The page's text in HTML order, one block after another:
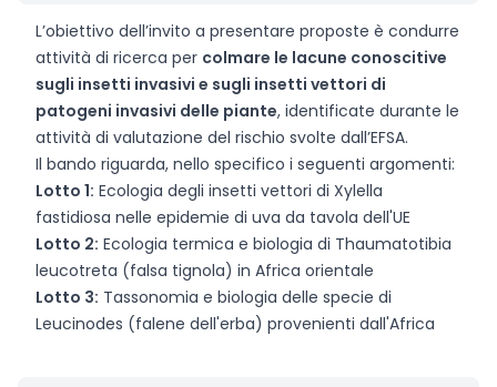
L’obiettivo dell’invito a presentare proposte è condurre
attività di ricerca per colmare le lacune conoscitive
sugli insetti invasivi e sugli insetti vettori di
patogeni invasivi delle piante, identificate durante le
attività di valutazione del rischio svolte dall’EFSA.
Il bando riguarda, nello specifico i seguenti argomenti:
Lotto 1: Ecologia degli insetti vettori di Xylella
fastidiosa nelle epidemie di uva da tavola dell'UE
Lotto 2: Ecologia termica e biologia di Thaumatotibia
leucotreta (falsa tignola) in Africa orientale
Lotto 3: Tassonomia e biologia delle specie di
Leucinodes (falene dell'erba) provenienti dall'Africa